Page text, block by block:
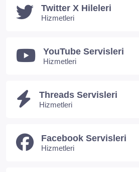
Twitter X Hileleri
Hizmetleri
YouTube Servisleri
Hizmetleri
Threads Servisleri
Hizmetleri
Facebook Servisleri
Hizmetleri